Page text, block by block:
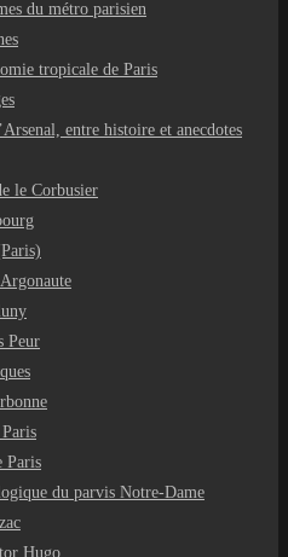
du métro parisien
tropicale de Paris
entre histoire et anecdotes
le Corbusier
Peur
Paris
du parvis Notre-Dame
Hugo